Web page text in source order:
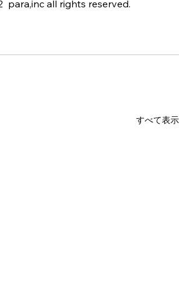
para,inc all rights reserved.
すべて表示